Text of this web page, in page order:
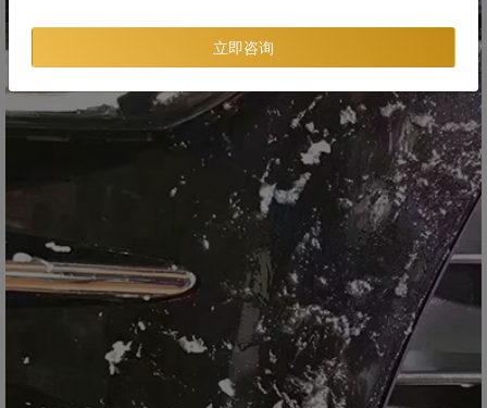
立即咨询